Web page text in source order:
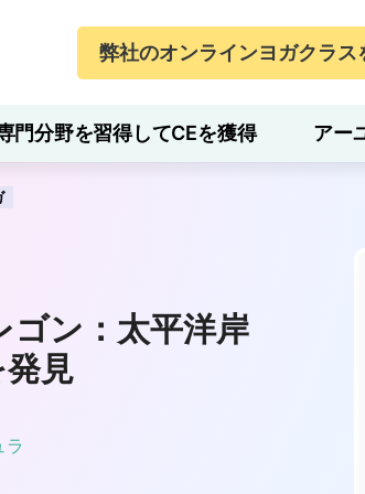
弊社のオンラインヨガクラス
門分野を習得してCEを獲得 アー
ゴン：太平洋岸
見
ラ